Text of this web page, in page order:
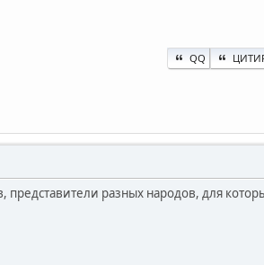
QQ
разных народов, для